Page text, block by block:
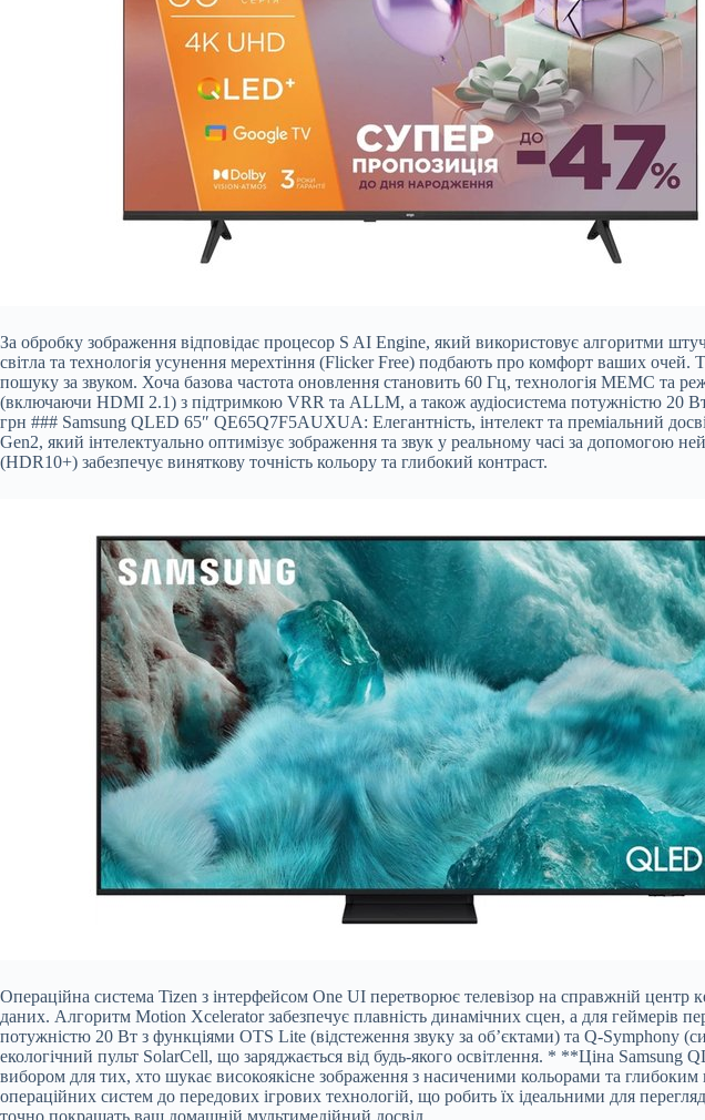
За обробку зображення відповідає процесор S AI Engine, який використовує алгоритми
світла та технологія усунення мерехтіння (Flicker Free) подбають про комфорт ваших
пошуку за звуком. Хоча базова частота оновлення становить 60 Гц, технологія MEMC та
(включаючи HDMI 2.1) з підтримкою VRR та ALLM, а також аудіосистема потужністю 20
грн ### Samsung QLED 65″ QE65Q7F5AUXUA: Елегантність, інтелект та преміальний
Gen2, який інтелектуально оптимізує зображення та звук у реальному часі за
(HDR10+) забезпечує виняткову точність кольору та глибокий контраст.
Операційна система Tizen з інтерфейсом One UI перетворює телевізор на справжній
даних. Алгоритм Motion Xcelerator забезпечує плавність динамічних сцен, а для
потужністю 20 Вт з функціями OTS Lite (відстеження звуку за об’єктами) та Q-Symphony
екологічний пульт SolarCell, що заряджається від будь-якого освітлення. * **Ціна
вибором для тих, хто шукає високоякісне зображення з насиченими кольорами та
операційних систем до передових ігрових технологій, що робить їх ідеальними для
точно покращать ваш домашній мультимедійний досвід.